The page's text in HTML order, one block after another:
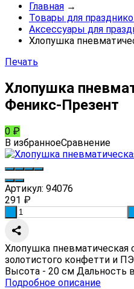
Главная →
Товары для
Аксессуары для
Хлопушка
Печать
Хлопушка
Феникс-Презент
0 ₽
В избранноеСравнение
Артикул: 94076
291 ₽
Хлопушка пневматическая
золотистого конфетти и
Высота - 20 см Дальность
Подробное описание